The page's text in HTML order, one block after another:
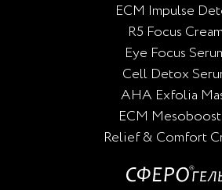
ECM Impulse
R5 Focus Cream
Eye Focus
Cell Detox
AHA Exfolia
ECM
Relief & Comfort